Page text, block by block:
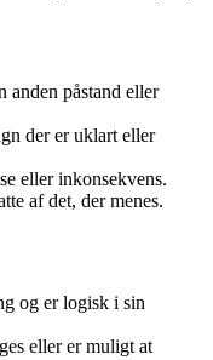
anden påstand eller
der er uklart eller
eller inkonsekvens.
af det, der menes.
og er logisk i sin
eller er muligt at